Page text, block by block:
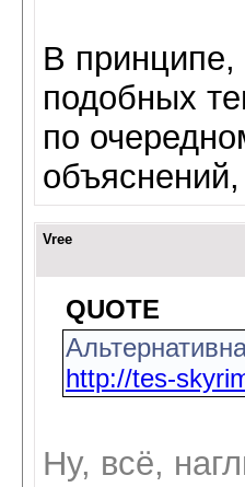
В принципе,
подобных
по
Vree
QUOTE
http://tes-
Ну, всё,